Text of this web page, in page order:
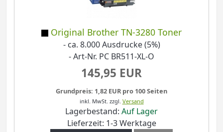
Original Brother TN-3280 Toner
- ca. 8.000 Ausdrucke (5%)
- Art-Nr. PC BR511-XL-O
145,95 EUR
Grundpreis: 1,82 EUR pro 100 Seiten
inkl. MwSt. zzgl. Versand
Lagerbestand: Auf Lager
Lieferzeit: 1-3 Werktage